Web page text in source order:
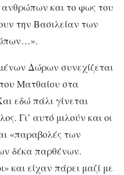
ανθρώπων και το φως του
την Βασιλείαν των
Δώρων συνεχίζεται
Ματθαίου στα
εδώ πάλι γίνεται
Γι’ αυτό μιλούν και οι
«παραβολές των
δέκα παρθένων.
και είχαν πάρει μαζί με